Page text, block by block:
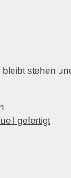
stehen